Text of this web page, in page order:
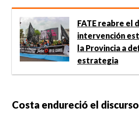
FATE reabre el
intervención
la Provincia a
estrategia
Costa endureció el